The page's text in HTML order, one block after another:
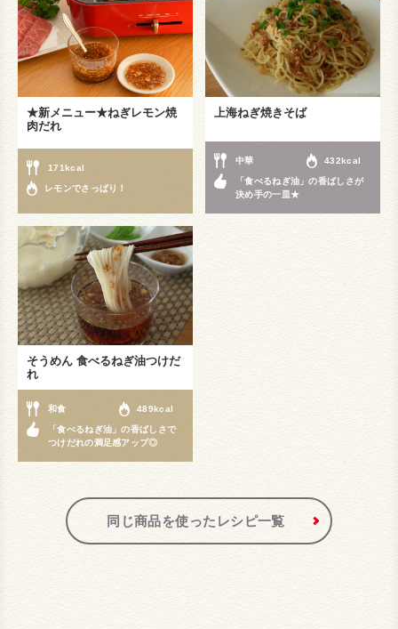
★新メニュー★ねぎレモン焼
肉だれ
171kcal
レモンでさっぱり！
上海ねぎ焼きそば
中華 432kcal
「食べるねぎ油」の香ばしさが
決め手の一皿★
そうめん 食べるねぎ油つけだ
れ
和食 489kcal
「食べるねぎ油」の香ばしさで
つけだれの満足感アップ◎
同じ商品を使ったレシピ一覧